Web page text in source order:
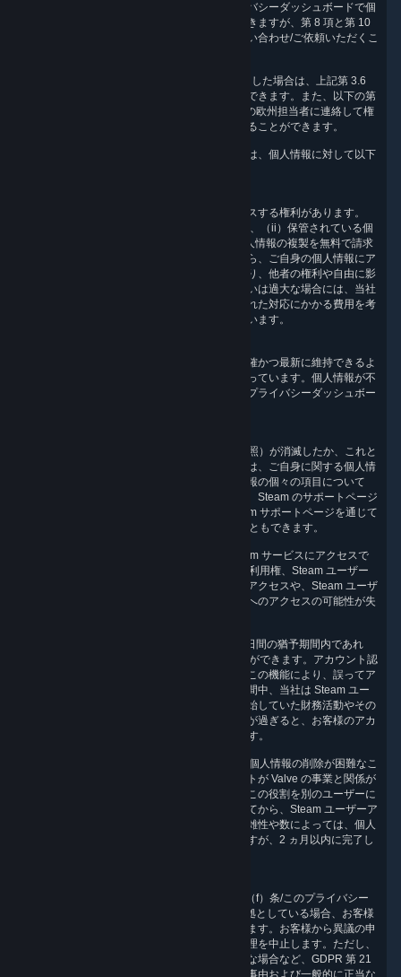
ュー項目を選択してください。通常は、プライバシーダッシュボードで個
人情報にアクセスし、管理、削除することができますが、第 8 項と第 10
項に記載された連絡方法を通じて Valve にお問い合わせ/ご依頼いただくこ
ログインせずに Steam ウェブサイトにアクセスした場合は、上記第 3.6
項に記載された手順を通じて、クッキーを管理できます。また、以下の第
8 項に記載する連絡先を通じて Valve またはその欧州担当者に連絡して権
ウェブフォームを使用することができます。
欧州経済領域または英国に居住するユーザーには、個人情報に対して以下
お客様には、当社が保有する個人情報にアクセスする権利があります。
（i）自身の個人情報が保管されているかの情報、（ii）保管されている個
人情報へのアクセス、（iii）保管されている個人情報の複製を無料で請求
いただけます。プライバシーダッシュボードから、ご自身の個人情報にア
クセスする権利を行使できます。この請求により、他者の権利や自由に影
響が及ぶ、または請求が明らかに事実無根あるいは過大な場合には、当社
は（情報の提供の管理費用、通信および請求された対応にかかる費用を考
慮して）妥当な料金を請求する権利を留保しています。
当社では、収集した目的に応じて個人情報を正確かつ最新に維持できるよ
う適切な対策を講じて、情報を処理するよう図っています。個人情報が不
正確または不完全な場合には、提供した情報をプライバシーダッシュボー
当社が個人情報を収集できた理由（第 2 項を参照）が消滅したか、これと
は別の削除の法的根拠が存在する場合、お客様は、ご自身に関する個人情
報の削除を求める権利を有しています。個人情報の個々の項目について
は、プライバシーダッシュボードで変更するか、Steam のサポートページ
を通じて削除を依頼してください。また、Steam サポートページを通じて
Steam ユーザーアカウントの削除を依頼することもできます。
Steam ユーザーアカウントを削除すると、Steam サービスにアクセスで
きなくなるため、Steam ユーザーアカウント、利用権、Steam ユーザー
アカウントにリンクされたゲーム関連情報へのアクセスや、Steam ユーザ
ーアカウントで利用していたその他のサービスへのアクセスの可能性が失
Steam ユーザーアカウントの削除請求から 30 日間の猶予期間内であれ
ば、Steam ユーザーアカウントを復元することができます。アカウント認
証情報を紛失したりハッキングしたりしても、この機能により、誤ってア
カウントを喪失しないようにできます。猶予期間中、当社は Steam ユー
ザーアカウントの削除請求が送付される前に開始していた財務活動やその
他の活動を確定することができます。猶予期間が過ぎると、お客様のアカ
ウントの個人情報は第 4 項に従って削除されます。
場合によっては、Steam ユーザーアカウントと個人情報の削除が困難なこ
とがあります。具体的には、お客様のアカウントが Valve の事業と関係が
ある場合（ゲーム開発に従事しているなど）、この役割を別のユーザーに
引き継がせた後またはビジネス関係が解消されてから、Steam ユーザーア
カウントを削除することができます。請求の複雑性や数によっては、個人
情報を消去するまで時間がかかることがありますが、2 ヵ月以内に完了し
当社による個人情報の処理が GDPR 第 6（1）（f）条/このプライバシー
ポリシーの第 2 項 c）に基づく正当な利益を根拠としている場合、お客様
には、この処理に異議を申し立てる権利があります。お客様から異議の申
し立てを受けたときは、それ以降個人情報の処理を中止します。ただし、
特に情報が法的請求の立証、行使、防御に必要な場合など、GDPR 第 21
条に規定される、情報を処理するやむを得ない事由および一般的に正当な